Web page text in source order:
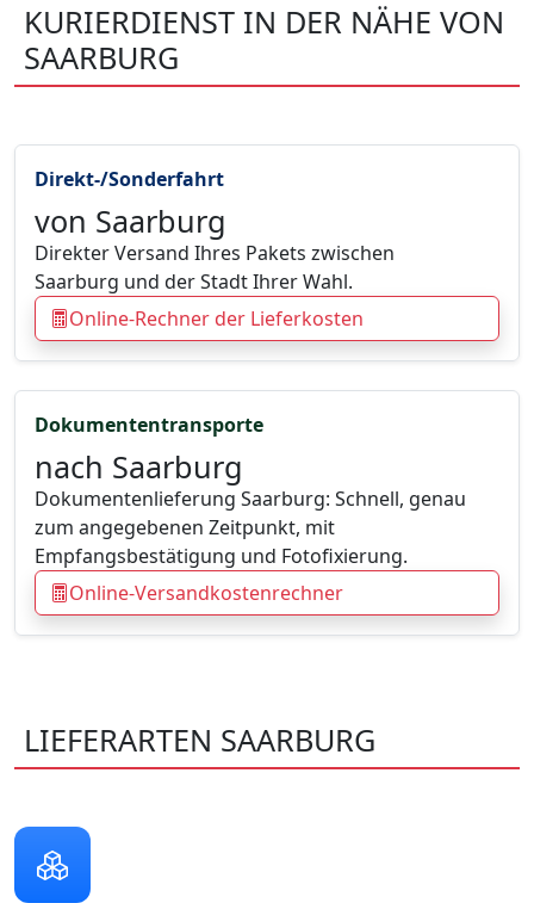
KURIERDIENST IN DER NÄHE VON
SAARBURG
Direkt-/Sonderfahrt
von Saarburg
Direkter Versand Ihres Pakets zwischen
Saarburg und der Stadt Ihrer Wahl.
Online-Rechner der Lieferkosten
Dokumententransporte
nach Saarburg
Dokumentenlieferung Saarburg: Schnell, genau
zum angegebenen Zeitpunkt, mit
Empfangsbestätigung und Fotofixierung.
Online-Versandkostenrechner
LIEFERARTEN SAARBURG